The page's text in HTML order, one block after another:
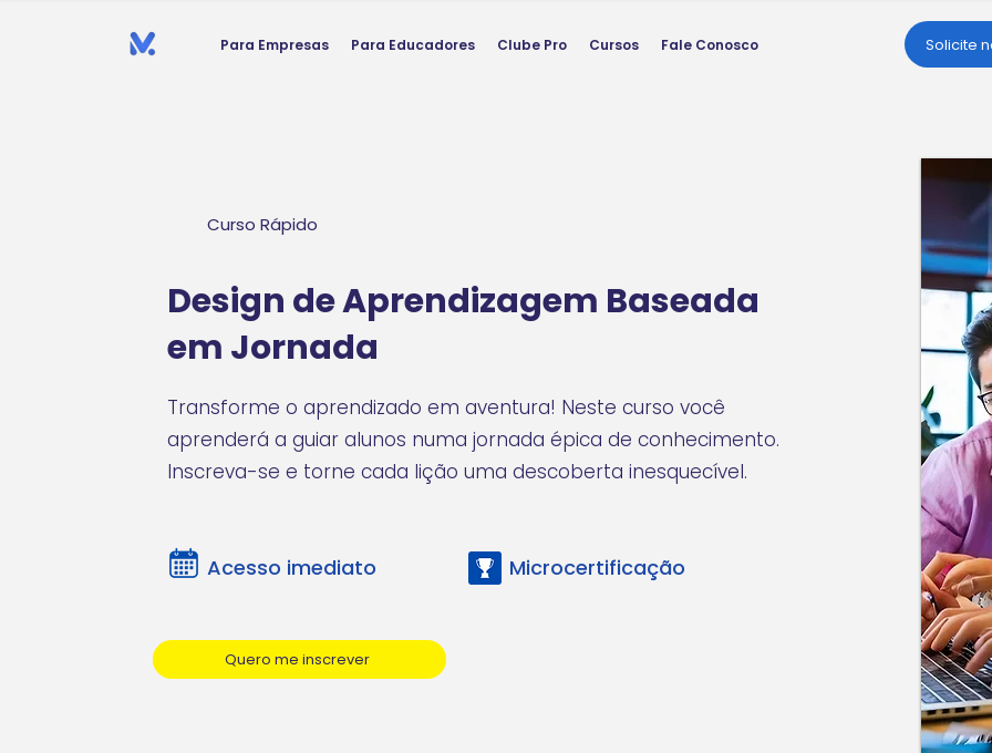
Para Empresas Para Educadores Clube Pro Cursos Fale Conosco Solicite
Curso Rápido
Design de Aprendizagem Baseada
em Jornada
Transforme o aprendizado em aventura! Neste curso você
aprenderá a guiar alunos numa jornada épica de conhecimento.
Inscreva-se e torne cada lição uma descoberta inesquecível.
Acesso imediato Microcertificação
Quero me inscrever